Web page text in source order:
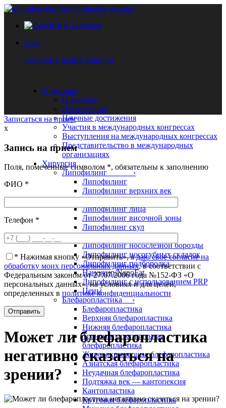
Блог
Сегодня в нашей клинике
О докторе
О докторе
Образование
Научные достижения
Участия в международных конгрессах
Выступления на международных конгрессах
Представительство в международных
организациях
Хирургия
Липофилинг ›
Липофилинг
Липофилинг верхних век
Липофилинг нижних век
Липофилинг лица
Липофилинг височной зоны
Липофилинг скул
Липофилинг щек
Липофилинг носослезной борозды
Липофилинг носогубных складок
Липофилинг подбородка
Наножир/NanoFat
Липофилинг с использованием PRP
Цены
Блефаропластика ›
Блефаропластика
Верхняя блефаропластика
Нижняя блефаропластика
Трансконъюктивальная
блефаропластика
Жиросохраняющая блефаропластика
Азиатская блефаропластика
Неудачная блефаропластика
Подтяжка век — кантопексия
Кантопластика
Круговая блефаропластика
Записаться на прием
x
Запись на прием
Поля, помеченные символом *, обязательны к заполнению
ФИО *
Телефон *
* Нажимая кнопку «Отправить», ядаю свое согласие на
обработку моих персональных данных, в соответствии с
Федеральным законом от 27.07.2006 года №152-ФЗ «О
персональных данных», на условиях и для целей,
определенных в политике конфиденциальности
Может ли блефаропластика
негативно сказаться на
зрении?